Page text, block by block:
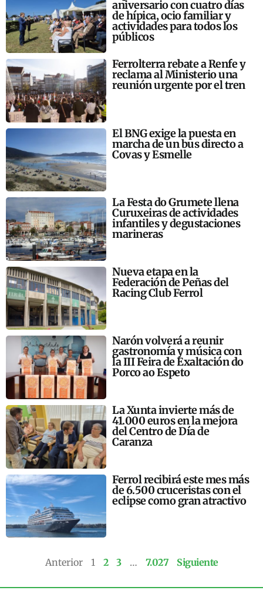
aniversario con cuatro días
de hípica, ocio familiar y
actividades para todos los
públicos
Ferrolterra rebate a Renfe y
reclama al Ministerio una
reunión urgente por el tren
El BNG exige la puesta en
marcha de un bus directo a
Covas y Esmelle
La Festa do Grumete llena
Curuxeiras de actividades
infantiles y degustaciones
marineras
Nueva etapa en la
Federación de Peñas del
Racing Club Ferrol
Narón volverá a reunir
gastronomía y música con
la III Feira de Exaltación do
Porco ao Espeto
La Xunta invierte más de
41.000 euros en la mejora
del Centro de Día de
Caranza
Ferrol recibirá este mes más
de 6.500 cruceristas con el
eclipse como gran atractivo
Anterior 1 2 3 … 7.027 Siguiente